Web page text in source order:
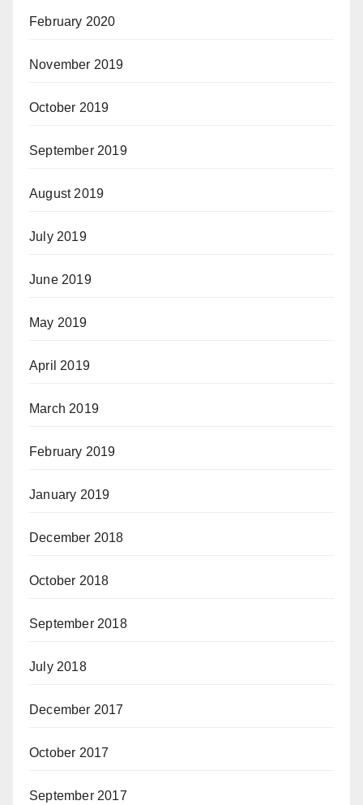
February 2020
November 2019
October 2019
September 2019
August 2019
July 2019
June 2019
May 2019
April 2019
March 2019
February 2019
January 2019
December 2018
October 2018
September 2018
July 2018
December 2017
October 2017
September 2017